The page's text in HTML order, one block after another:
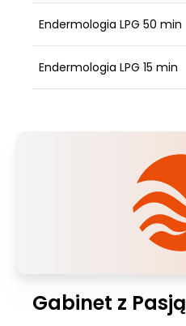
Endermologia LPG 50 min
Endermologia LPG 15 min
Gabinet z Pasją